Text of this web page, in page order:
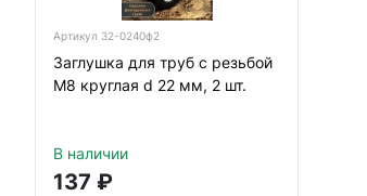
Артикул 32-0240ф2
Заглушка для труб с резьбой
М8 круглая d 22 мм, 2 шт.
В наличии
137 ₽